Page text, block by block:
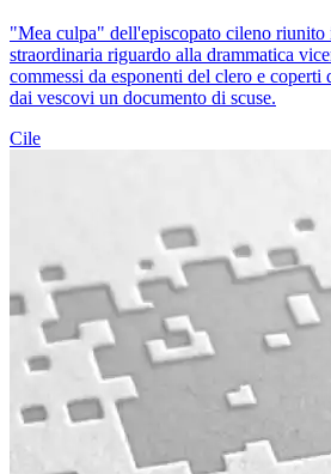
"Mea culpa" dell'episcopato cileno riunito
straordinaria riguardo alla drammatica
commessi da esponenti del clero e
dai vescovi un documento di scuse.
Cile